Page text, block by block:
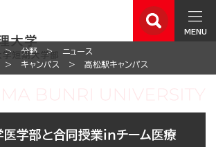
MENU
分野
ニュース
キャンパス 高松駅キャンパス
学部と合同授業ｉｎチーム医療